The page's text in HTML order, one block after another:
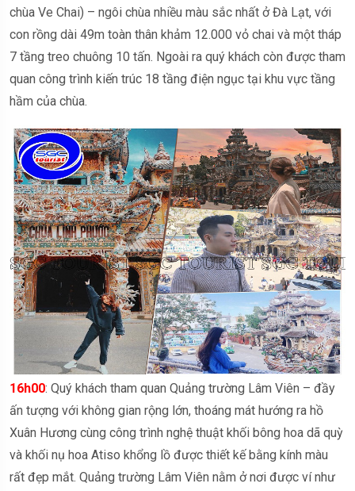
chùa Ve Chai) – ngôi chùa nhiều màu sắc nhất ở Đà Lạt, với
con rồng dài 49m toàn thân khảm 12.000 vỏ chai và một tháp
7 tầng treo chuông 10 tấn. Ngoài ra quý khách còn được tham
quan công trình kiến trúc 18 tầng điện ngục tại khu vực tầng
hầm của chùa.
16h00: Quý khách tham quan Quảng trường Lâm Viên – đầy
ấn tượng với không gian rộng lớn, thoáng mát hướng ra hồ
Xuân Hương cùng công trình nghệ thuật khối bông hoa dã quỳ
và khối nụ hoa Atiso khổng lồ được thiết kế bằng kính màu
rất đẹp mắt. Quảng trường Lâm Viên nằm ở nơi được ví như